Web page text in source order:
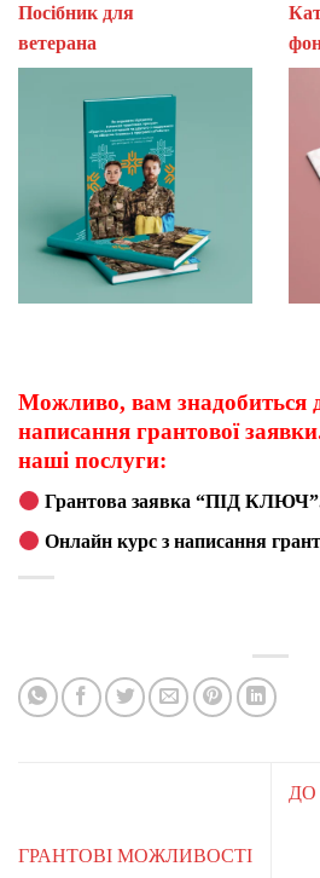
Посібник для
Можливо, вам знадобиться
написання грантової
наші послуги:
Грантова заявка “ПІД
Онлайн курс з написання
ГРАНТОВІ МОЖЛИВОСТІ
ДО